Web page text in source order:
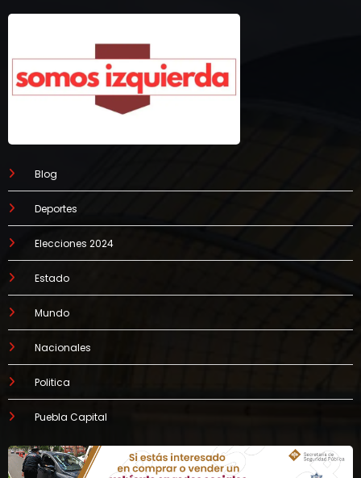
Blog
Deportes
Elecciones 2024
Estado
Mundo
Nacionales
Politica
Puebla Capital